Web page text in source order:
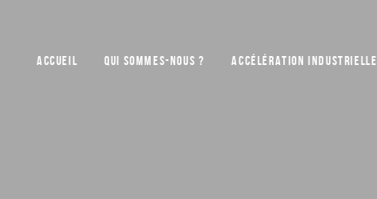
ACCUEIL QUI SOMMES-NOUS ? ACCÉLÉRATION INDUSTRIELLE